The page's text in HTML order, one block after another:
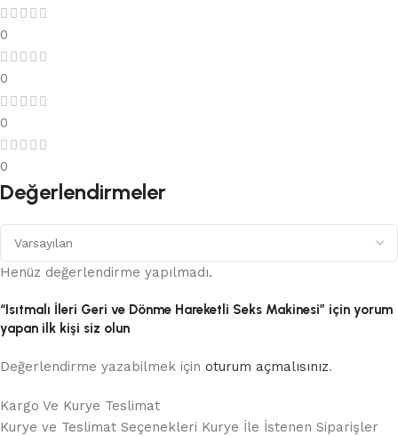
0
0
0
0
Değerlendirmeler
Henüz değerlendirme yapılmadı.
“Isıtmalı İleri Geri ve Dönme Hareketli Seks Makinesi” için yorum
yapan ilk kişi siz olun
Değerlendirme yazabilmek için oturum açmalısınız.
Kargo Ve Kurye Teslimat
Kurye ve Teslimat Seçenekleri Kurye İle İstenen Siparişler